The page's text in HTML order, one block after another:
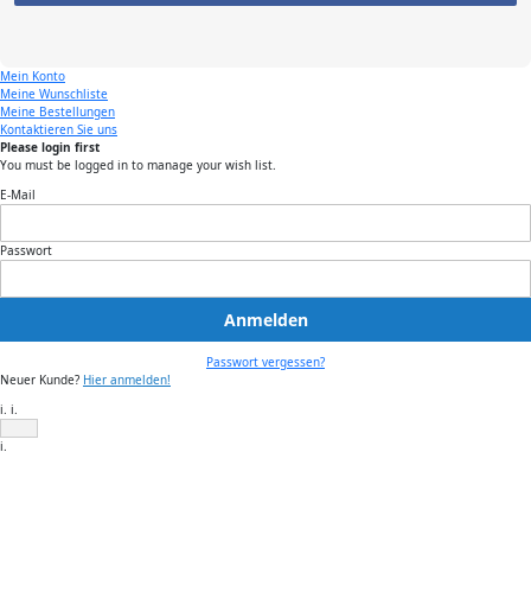
Mein Konto
Meine Wunschliste
Meine Bestellungen
Kontaktieren Sie uns
Please login first
You must be logged in to manage your wish list.
E-Mail
Passwort
Anmelden
Passwort vergessen?
Neuer Kunde? Hier anmelden!
i. i.
i.